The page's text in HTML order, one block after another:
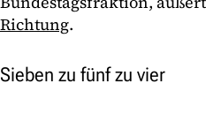
Richtung.
Sieben zu fünf zu vier